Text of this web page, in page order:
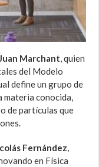
Marchant, quien
del Modelo
define un grupo de
materia conocida,
de partículas que
Fernández,
en Física